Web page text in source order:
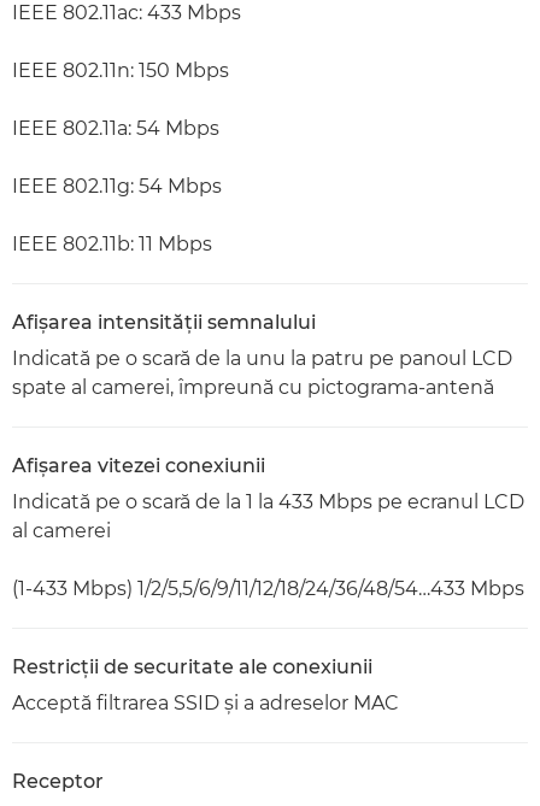
IEEE 802.11ac: 433 Mbps
IEEE 802.11n: 150 Mbps
IEEE 802.11a: 54 Mbps
IEEE 802.11g: 54 Mbps
IEEE 802.11b: 11 Mbps
Afişarea intensităţii semnalului
Indicată pe o scară de la unu la patru pe panoul LCD
spate al camerei, împreună cu pictograma-antenă
Afişarea vitezei conexiunii
Indicată pe o scară de la 1 la 433 Mbps pe ecranul LCD
al camerei
(1-433 Mbps) 1/2/5,5/6/9/11/12/18/24/36/48/54…433 Mbps
Restricţii de securitate ale conexiunii
Acceptă filtrarea SSID şi a adreselor MAC
Receptor